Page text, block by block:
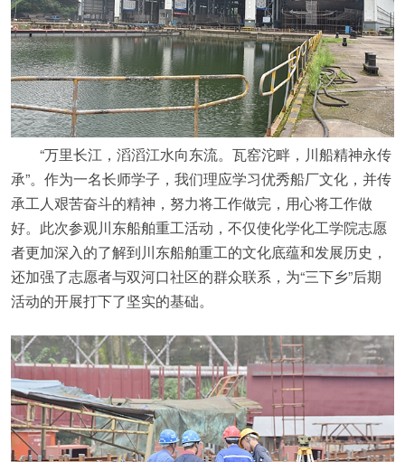
“万里长江，滔滔江水向东流。瓦窑沱畔，川船精神永传
承”。作为一名长师学子，我们理应学习优秀船厂文化，并传
承工人艰苦奋斗的精神，努力将工作做完，用心将工作做
好。此次参观川东船舶重工活动，不仅使化学化工学院志愿
者更加深入的了解到川东船舶重工的文化底蕴和发展历史，
还加强了志愿者与双河口社区的群众联系，为“三下乡”后期
活动的开展打下了坚实的基础。